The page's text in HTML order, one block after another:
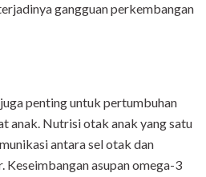
gangguan perkembangan
juga penting untuk pertumbuhan
anak. Nutrisi otak anak yang satu
antara sel otak dan
Keseimbangan asupan omega-3